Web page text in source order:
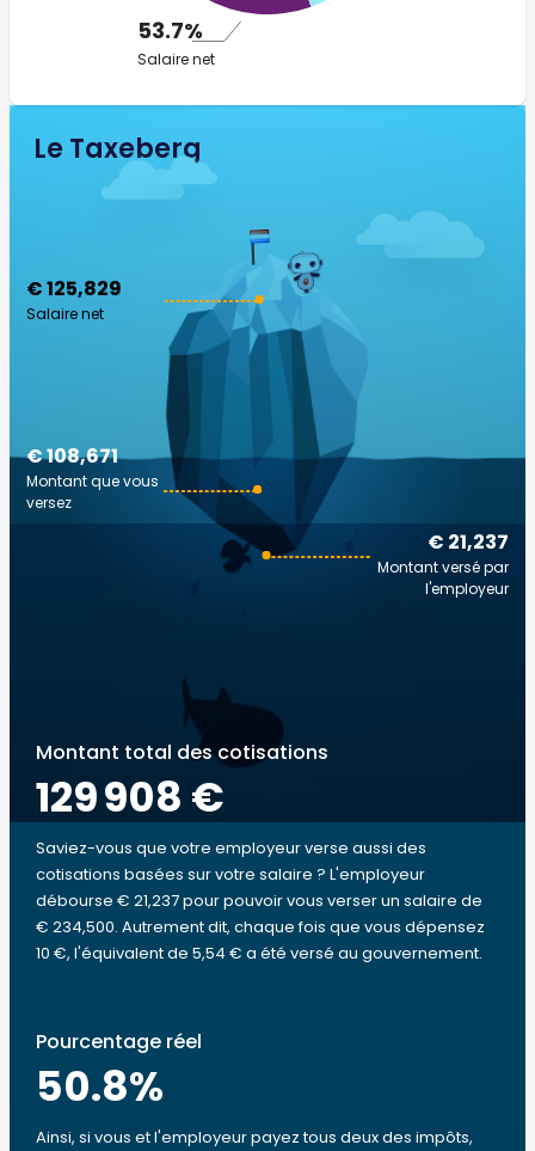
53.7%
Salaire net
Le Taxeberg
€ 125,829
Salaire net
€ 21,237
Montant versé par
l'employeur
€ 108,671
Montant que vous
versez
Montant total des cotisations
129 908 €
Saviez-vous que votre employeur verse aussi des
cotisations basées sur votre salaire ? L'employeur
débourse € 21,237 pour pouvoir vous verser un salaire de
€ 234,500. Autrement dit, chaque fois que vous dépensez
10 €, l'équivalent de 5,54 € a été versé au gouvernement.
Pourcentage réel
50.8%
Ainsi, si vous et l'employeur payez tous deux des impôts,